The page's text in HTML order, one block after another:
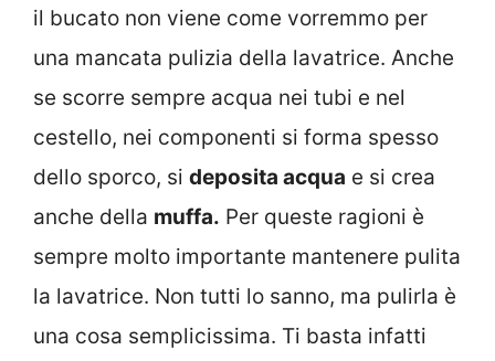
il bucato non viene come vorremmo per
una mancata pulizia della lavatrice. Anche
se scorre sempre acqua nei tubi e nel
cestello, nei componenti si forma spesso
dello sporco, si deposita acqua e si crea
anche della muffa. Per queste ragioni è
sempre molto importante mantenere pulita
la lavatrice. Non tutti lo sanno, ma pulirla è
una cosa semplicissima. Ti basta infatti